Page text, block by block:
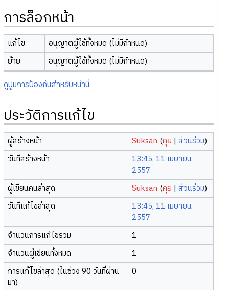
การล็อกหน้า
แก้ไข
อนุญาตผู้ใช้ทั้งหมด (ไม่มีกำหนด)
ย้าย
อนุญาตผู้ใช้ทั้งหมด (ไม่มีกำหนด)
ดูปูมการป้องกันสำหรับหน้านี้
ประวัติการแก้ไข
ผู้สร้างหน้า Suksan (คุย |ส่วนร่วม)
วันที่สร้างหน้า
13:45, 11 เมษายน
2557
ผู้เขียนคนล่าสุด
Suksan (คุย |ส่วนร่วม)
วันที่แก้ไขล่าสุด
13:45, 11 เมษายน
2557
จำนวนการแก้ไขรวม
1
จำนวนผู้เขียนทั้งหมด
1
การแก้ไขล่าสุด (ในช่วง 90 วันที่ผ่าน
มา)
0